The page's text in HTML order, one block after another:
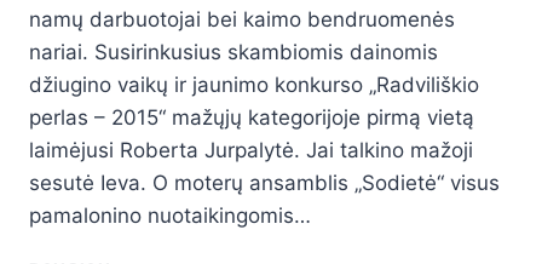
namų darbuotojai bei kaimo bendruomenės
nariai. Susirinkusius skambiomis dainomis
džiugino vaikų ir jaunimo konkurso „Radviliškio
perlas – 2015“ mažųjų kategorijoje pirmą vietą
laimėjusi Roberta Jurpalytė. Jai talkino mažoji
sesutė Ieva. O moterų ansamblis „Sodietė“ visus
pamalonino nuotaikingomis…